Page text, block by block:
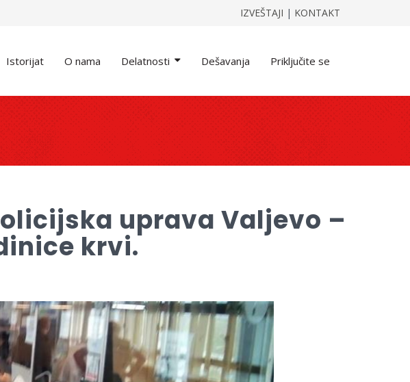
IZVEŠTAJI | KONTAKT
Istorijat O nama Delatnosti Dešavanja Priključite se
uprava Valjevo –
krvi.